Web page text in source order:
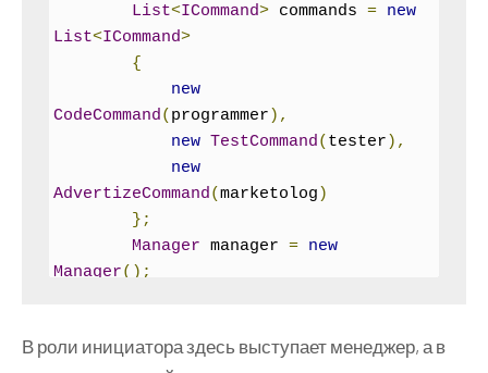
public
void DropLevel()
{
if
            level
Console.WriteLine
level );
}
VolumeCommand :
ICommand
{
{
List<ICommand> commands = new
List<ICommand>
{
new
CodeCommand( programmer ),
new TestCommand( tester ),
new
AdvertizeCommand(marketolog )
};
Manager manager = new
Manager();
        manager
.StartProject ();
В роли инициатора здесь выступает менеджер, а в